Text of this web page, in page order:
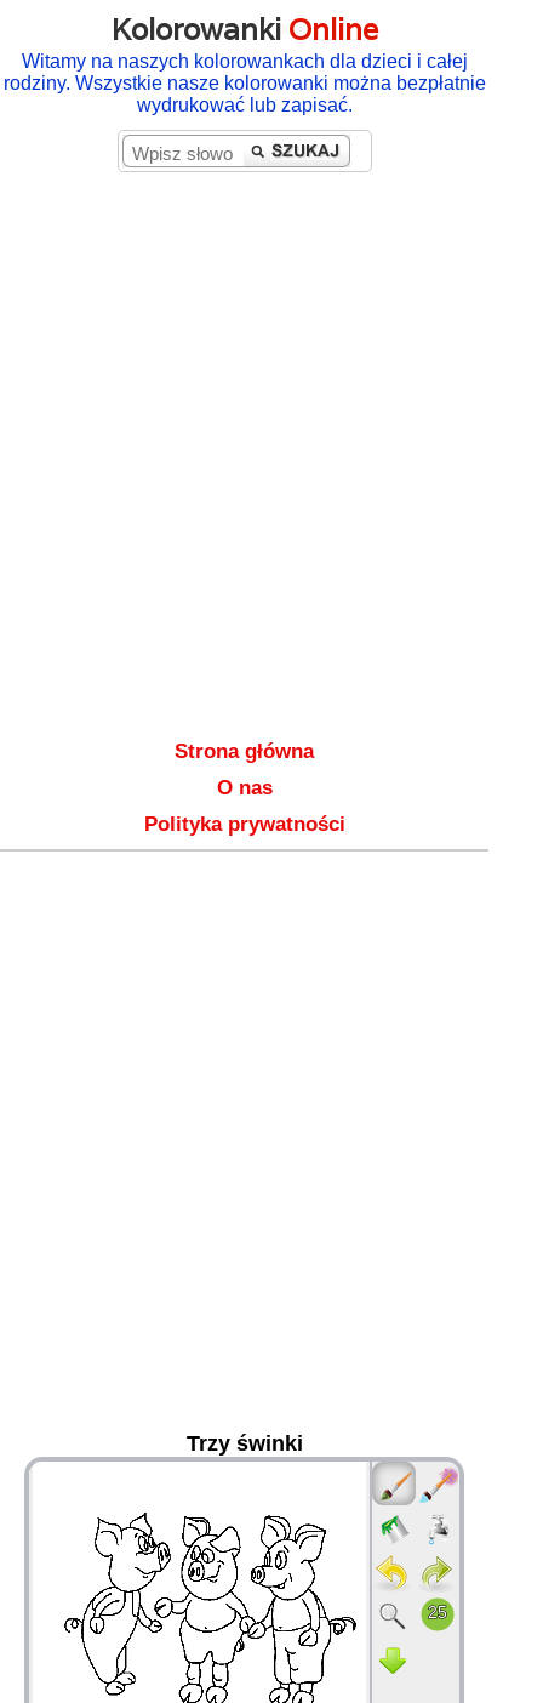
Kolorowanki Online
Witamy na naszych kolorowankach dla dzieci i całej
rodziny. Wszystkie nasze kolorowanki można bezpłatnie
wydrukować lub zapisać.
Strona główna
O nas
Polityka prywatności
Trzy świnki